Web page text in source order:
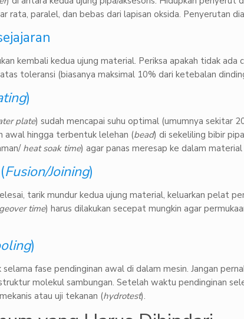
rata, paralel, dan bebas dari lapisan oksida. Penyerutan
kembali kedua ujung material. Periksa apakah tidak
toleransi (biasanya maksimal 10% dari ketebalan
)
plate) sudah mencapai suhu optimal (umumnya sekitar
awal hingga terbentuk lelehan (bead) di sekeliling bibir
heat soak time) agar panas meresap ke dalam
Fusion/Joining)
tarik mundur kedua ujung material, keluarkan pelat
time) harus dilakukan secepat mungkin agar
)
fase pendinginan awal di dalam mesin. Jangan
molekul sambungan. Setelah waktu pendinginan
atau uji tekanan (hydrotest).